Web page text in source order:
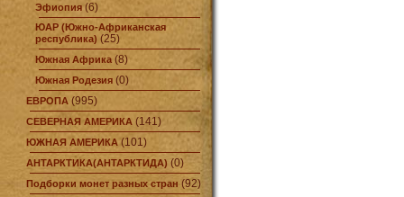
Эфиопия(6)
ЮАР (Южно-Африканская
республика) (25)
Южная Африка (8)
Южная Родезия (0)
ЕВРОПА (995)
СЕВЕРНАЯ АМЕРИКА (141)
ЮЖНАЯ АМЕРИКА (101)
АНТАРКТИКА(АНТАРКТИДА) (0)
Подборки монет разных стран (92)